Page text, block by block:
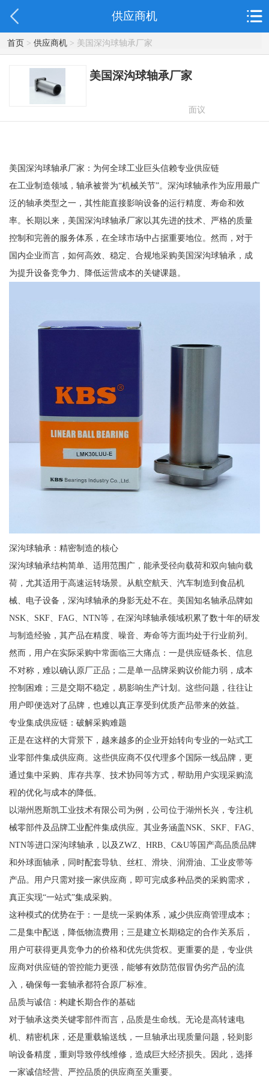
供应商机
首页> 供应商机> 美国深沟球轴承厂家
美国深沟球轴承厂家
面议
美国深沟球轴承厂家：为何全球工业巨头信赖专业供应链
在工业制造领域，轴承被誉为“机械关节”。深沟球轴承作为应用最广
泛的轴承类型之一，其性能直接影响设备的运行精度、寿命和效
率。长期以来，美国深沟球轴承厂家以其先进的技术、严格的质量
控制和完善的服务体系，在全球市场中占据重要地位。然而，对于
国内企业而言，如何高效、稳定、合规地采购美国深沟球轴承，成
为提升设备竞争力、降低运营成本的关键课题。
深沟球轴承：精密制造的核心
深沟球轴承结构简单、适用范围广，能承受径向载荷和双向轴向载
荷，尤其适用于高速运转场景。从航空航天、汽车制造到食品机
械、电子设备，深沟球轴承的身影无处不在。美国知名轴承品牌如
NSK、SKF、FAG、NTN等，在深沟球轴承领域积累了数十年的研发
与制造经验，其产品在精度、噪音、寿命等方面均处于行业前列。
然而，用户在实际采购中常面临三大痛点：一是供应链条长、信息
不对称，难以确认原厂正品；二是单一品牌采购议价能力弱，成本
控制困难；三是交期不稳定，易影响生产计划。这些问题，往往让
用户即便选对了品牌，也难以真正享受到优质产品带来的效益。
专业集成供应链：破解采购难题
正是在这样的大背景下，越来越多的企业开始转向专业的一站式工
业零部件集成供应商。这些供应商不仅代理多个国际一线品牌，更
通过集中采购、库存共享、技术协同等方式，帮助用户实现采购流
程的优化与成本的降低。
以湖州恩斯凯工业技术有限公司为例，公司位于湖州长兴，专注机
械零部件及品牌工业配件集成供应。其业务涵盖NSK、SKF、FAG、
NTN等进口深沟球轴承，以及ZWZ、HRB、C&U等国产高品质品牌
和外球面轴承，同时配套导轨、丝杠、滑块、润滑油、工业皮带等
产品。用户只需对接一家供应商，即可完成多种品类的采购需求，
真正实现“一站式”集成采购。
这种模式的优势在于：一是统一采购体系，减少供应商管理成本；
二是集中配送，降低物流费用；三是建立长期稳定的合作关系后，
用户可获得更具竞争力的价格和优先供货权。更重要的是，专业供
应商对供应链的管控能力更强，能够有效防范假冒伪劣产品的流
入，确保每一套轴承都符合原厂标准。
品质与诚信：构建长期合作的基础
对于轴承这类关键零部件而言，品质是生命线。无论是高转速电
机、精密机床，还是重载输送线，一旦轴承出现质量问题，轻则影
响设备精度，重则导致停线维修，造成巨大经济损失。因此，选择
一家诚信经营、严控品质的供应商至关重要。